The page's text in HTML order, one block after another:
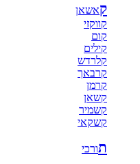
קאשאן
קווקזי
קום
קילים
קלרדש
קרבאך
קרמן
קשאן
קשמיר
קשקאי
תורכי